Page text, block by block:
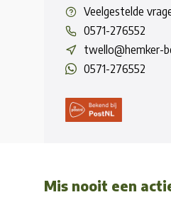
Veelgestelde
0571-276552
twello@hemker-
0571-276552
Mis nooit een